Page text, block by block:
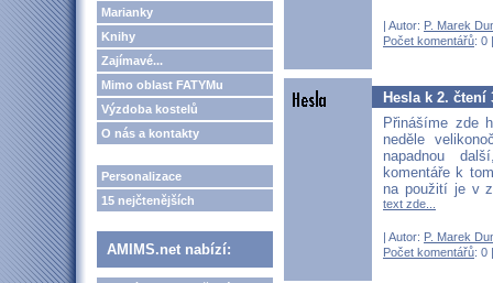
Marianky
Knihy
Zajímavé...
Mimo oblast FATYMu
Výzdoba kostelů
O nás a kontakty
Personalizace
15 nejčtenějších
AMIMS.net nabízí:
| Autor: P. Marek
Počet komentářů: 0
Hesla k 2.
Přinášíme zde
neděle
napadnou
komentáře k
na použití je v
text zde...
| Autor: P. Marek
Počet komentářů: 0